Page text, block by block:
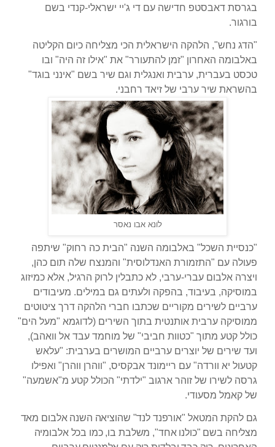
בגרסת דאבסטפ חדישה עם די ג'יי ישראלי-קנדי בשם
בורגור.
"הדג נחש", הלהקה הישראלית הכי מצליחה כיום הקליטה
באלבומה האחרון "זמן להתעורר" את "אילו זה היה" ובו
טכסט בעברית, ערבית ואנגלית וגם שיר בשם "אינני בוגד"
בהשראת שיר ערבי של זיאד רחבני.
לונא אבו נאסר
"כנסיית השכל" באלבומה השנה "הבית כה רחוק" שיתפה
פעולה עם "התזמורת האנדלוסית" והמנצח שלה תום כהן,
ויצרה אלבום עברי-ערבי, לא כתבלין לרוק הרגיל, אלא כמיזוג
במוסיקה, בעיבוד, בהפקה ולעתים גם במילים. מעיבודים
ערביים לשירים מקוריים שכתבו חברי הלהקה דרך ציטוטים
ממוסיקה ערבית אותנטית בתוך השירים (לדוגמא "מעל הים"
כולל קטע מתוך "כטוות חביבי" של מוחמד עבד אל וואהב),
ועד שירים של יוצרים ערביים המושרים בערבית: "עלאש
קטעול יא וורדה" עם ריימונד אבקסיס, "ווהרן ווהרן" ואפילו
גרסה לשירו של זוהר ארגוב "ילדתי" הכולל קטע מ"אשמעה"
של קאמל מסעודי.
גם להקת המטאל "אורפנד לנד" שהוציאה השנה אלבום מאד
מצליחה בשם "כולנו אחד", משלבת בו, כמו בכל אלבומיה